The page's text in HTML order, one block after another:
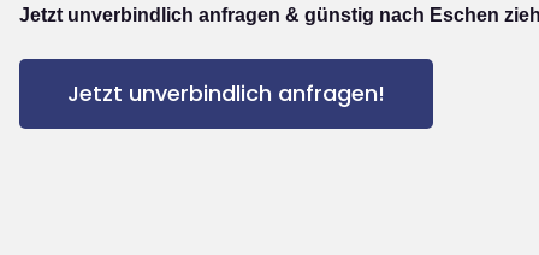
Jetzt unverbindlich anfragen & günstig nach Eschen
Jetzt unverbindlich anfragen!